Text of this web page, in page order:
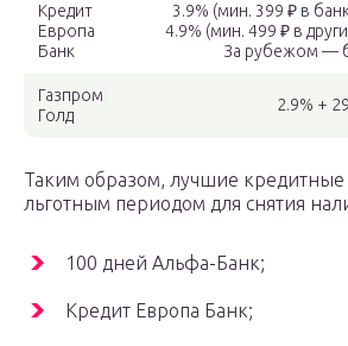
Кредит
Европа
Банк
3.9% (мин. 399 ₽ в
4.9% (мин. 499 ₽ в
За рубежом —
Газпром
Голд
2.9% +
Таким образом, лучшие кредитные
льготным периодом для снятия
100 дней Альфа-Банк;
Кредит Европа Банк;